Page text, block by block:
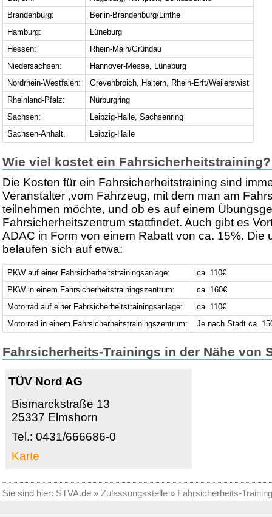
Brandenburg:
Berlin-Brandenburg/Linthe
Hamburg:
Lüneburg
Hessen:
Rhein-Main/Gründau
Niedersachsen:
Hannover-Messe, Lüneburg
Nordrhein-Westfalen:
Grevenbroich, Haltern, Rhein-Erft/Weilerswist
Rheinland-Pfalz:
Nürburgring
Sachsen:
Leipzig-Halle, Sachsenring
Sachsen-Anhalt.
Leipzig-Halle
Wie viel kostet ein Fahrsicherheitstraining?
Die Kosten für ein Fahrsicherheitstraining sind
Veranstalter ,vom Fahrzeug, mit dem man am
teilnehmen möchte, und ob es auf einem
Fahrsicherheitszentrum stattfindet. Auch gibt es
ADAC in Form von einem Rabatt von ca. 15%. Die
belaufen sich auf etwa:
PKW auf einer Fahrsicherheitstrainingsanlage:
ca. 110€
PKW in einem Fahrsicherheitstrainingszentrum:
ca. 160€
Motorrad auf einer Fahrsicherheitstrainingsanlage:
ca. 110€
Motorrad in einem Fahrsicherheitstrainingszentrum:
Je nach Stadt ca.
Fahrsicherheits-Trainings in der Nähe von
TÜV Nord AG
Bismarckstraße 13
25337 Elmshorn
Tel.: 0431/666686-0
Karte
Sie sind hier: STVA.de » Zulassungsstelle » Fahrsicherheits-